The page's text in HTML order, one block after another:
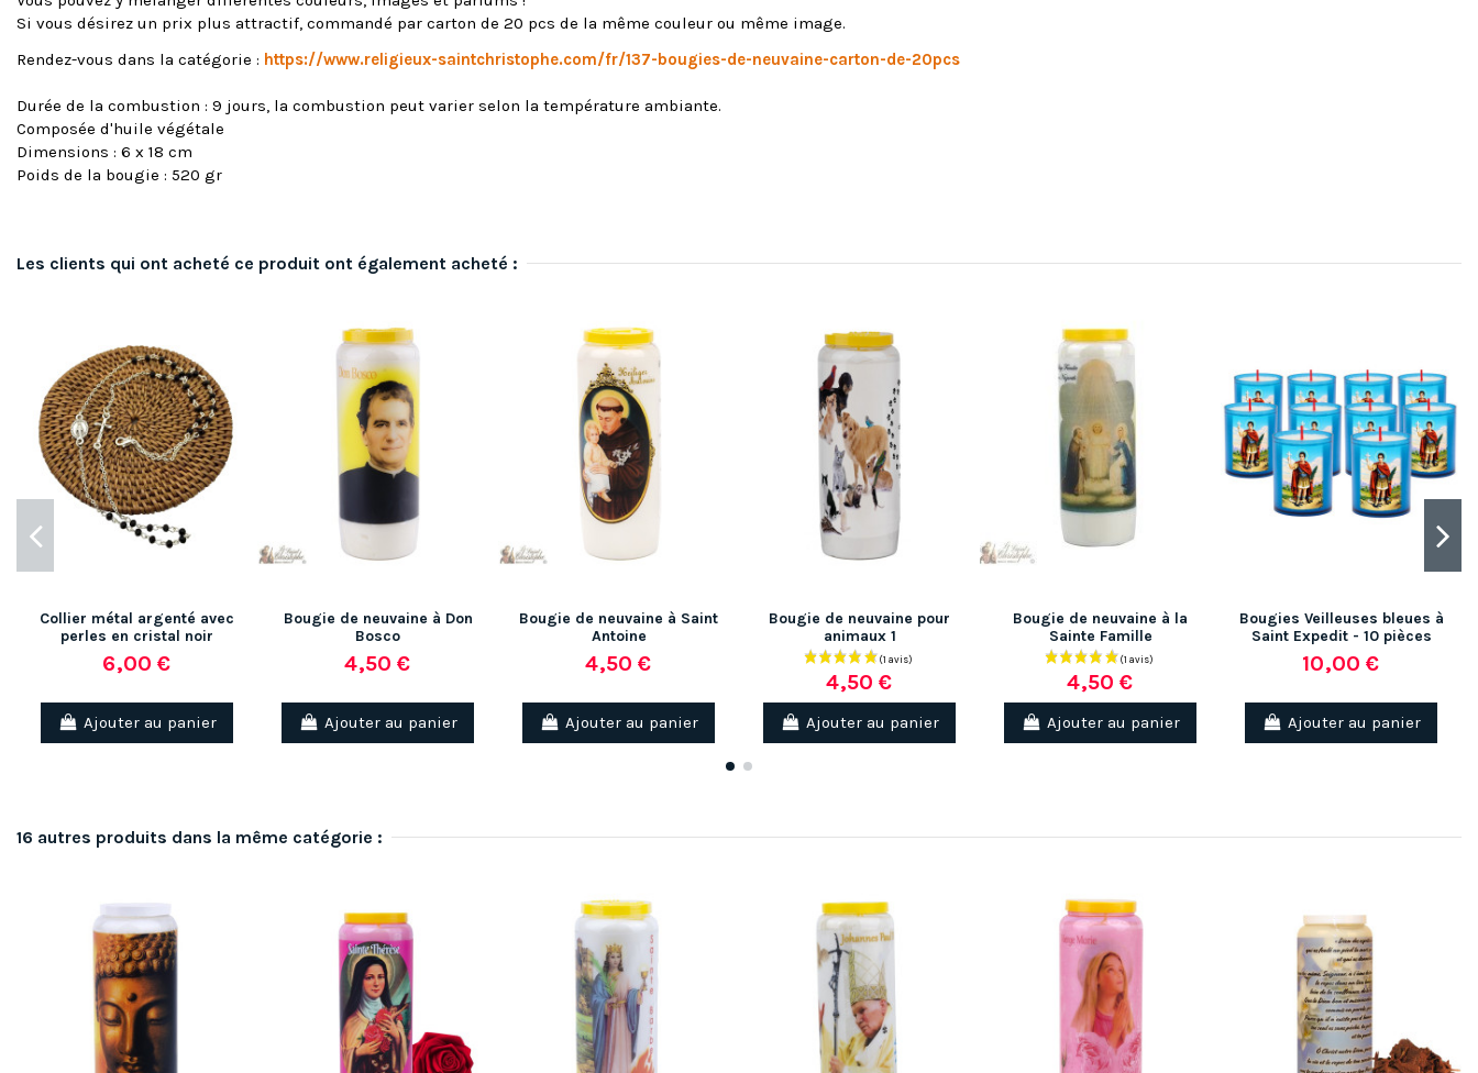
Si vous désirez un prix plus attractif, commandé par carton de 20 pcs de la même couleur ou même image.
Rendez-vous dans la catégorie : https://www.religieux-saintchristophe.com/fr/137-bougies-de-neuvaine-carton-de-20pcs
Durée de la combustion : 9 jours, la combustion peut varier selon la température ambiante.
Composée d'huile végétale
Dimensions : 6 x 18 cm
Poids de la bougie : 520 gr
Les clients qui ont acheté ce produit ont également acheté :
Collier métal argenté avec
perles en cristal noir
6,00 €
Ajouter au panier
Bougie de neuvaine à Don
Bosco
4,50 €
Ajouter au panier
Bougie de neuvaine à Saint
Antoine
4,50 €
Ajouter au panier
Bougie de neuvaine pour
animaux 1
4,50 €
Ajouter au panier
Bougie de neuvaine à la
Sainte Famille
4,50 €
Ajouter au panier
Bougies Veilleuses bleues à
Saint Expedit - 10 pièces
10,00 €
Ajouter au panier
16 autres produits dans la même catégorie :